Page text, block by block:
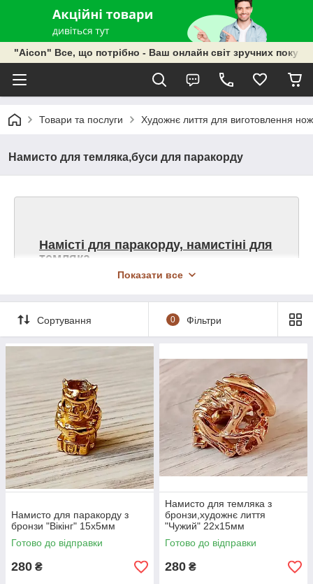
"Aicon" Все, що потрібно - Ваш онлайн світ зручних
Товари та послуги Художнє лиття для виготовлення
Намисто для темляка,буси для паракорду
Намісті для паракорду, намистіні для
темляка.
свого роду прикраса, намисто у вигляді різних
міфічних персонажів, тварин, птахів, риб. Мають різні
варіанти виготовлення з металу.
Також застосовують і намисто для темляка з бронзи.
Нижче представлений наш асортимент товарів. Ви
можете їх замовити як через сайт-кошик або набравши
за номером телефону який вказаний нижче.
Надсилання здійснюється в день замовлення.
Оплата товару при отриманні поштою.
Є питання ? Телефонуйте!
Показати все
Сортування 0 Фільтри
Намисто для паракорду з
бронзи "Вікінг" 15х5мм
Готово до відправки
280 ₴
Намисто для темляка з
бронзи,художнє лиття
"Чужий" 22х15мм
Готово до відправки
280 ₴